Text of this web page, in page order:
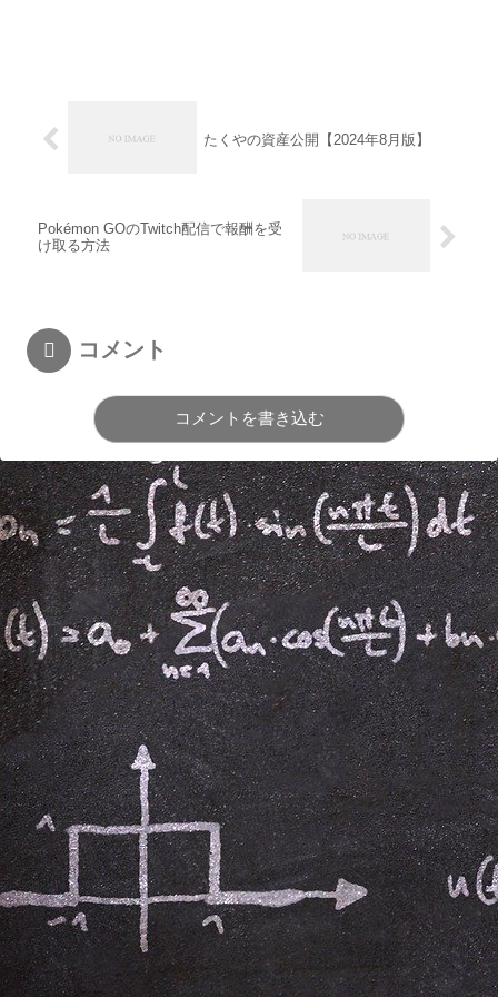
たくやの資産公開【2024年8月版】
Pokémon GOのTwitch配信で報酬を受
け取る方法
コメント
コメントを書き込む